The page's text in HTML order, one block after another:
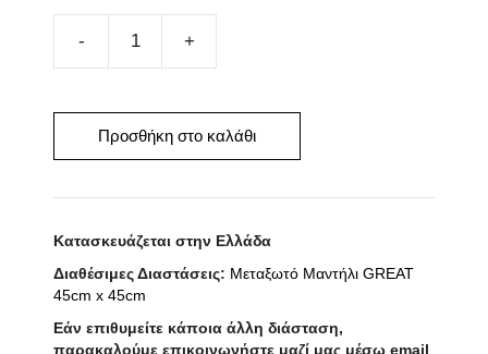
GREAT
100cm
x
Προσθήκη στο καλάθι
Κατασκευάζεται στην Ελλάδα
Διαθέσιμες Διαστάσεις: Μεταξωτό Μαντήλι GREAT
45cm x 45cm
Εάν επιθυμείτε κάποια άλλη διάσταση,
παρακαλούμε επικοινωνήστε μαζί μας μέσω email